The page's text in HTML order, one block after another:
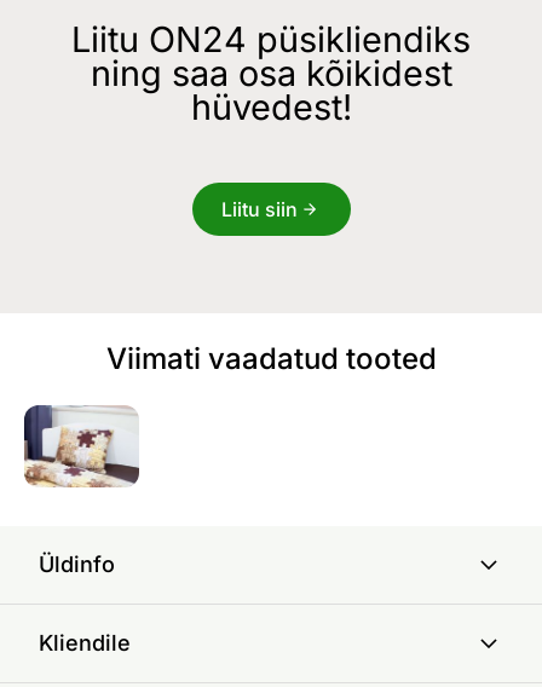
Liitu ON24 püsikliendiks
ning saa osa kõikidest
hüvedest!
Liitu siin
Viimati vaadatud tooted
Üldinfo
Kliendile